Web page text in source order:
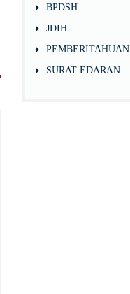
BPDSH
JDIH
PEMBERITAHUAN
SURAT EDARAN